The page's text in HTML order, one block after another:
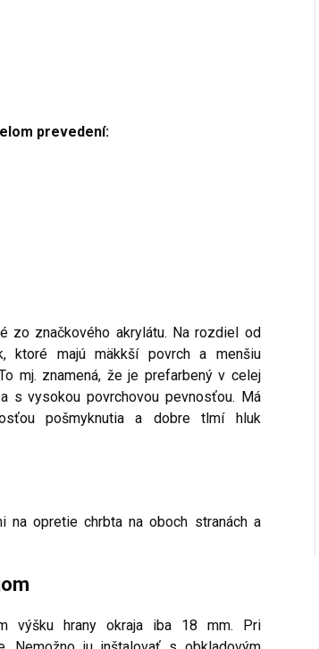
prevedení:
zo značkového akrylátu. Na rozdiel od
ktoré majú mäkkší povrch a menšiu
mj. znamená, že je prefarbený v celej
s vysokou povrchovou pevnosťou. Má
pošmyknutia a dobre tlmí hluk
na opretie chrbta na oboch stranách a
výšku hrany okraja iba 18 mm. Pri